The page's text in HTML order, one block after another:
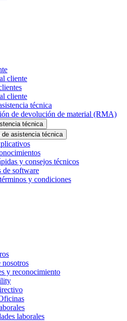
cliente
cliente
técnica
de devolución de material (RMA)
técnica
de asistencia técnica
y consejos técnicos
de software
y condiciones
nosotros
y reconocimiento
laborales